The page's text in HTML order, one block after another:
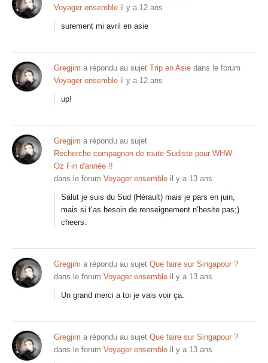
Voyager ensemble il y a 12 ans
surement mi avril en asie
Gregjim a répondu au sujet Trip en Asie dans le forum
Voyager ensemble il y a 12 ans
up!
Gregjim a répondu au sujet
Recherche compagnon de route Sudiste pour WHW
Oz Fin d'année !!
dans le forum Voyager ensemble il y a 13 ans
Salut je suis du Sud (Hérault) mais je pars en juin,
mais si t’as besoin de renseignement n’hesite pas;)
cheers.
Gregjim a répondu au sujet Que faire sur Singapour ?
dans le forum Voyager ensemble il y a 13 ans
Un grand merci a toi je vais voir ça.
Gregjim a répondu au sujet Que faire sur Singapour ?
dans le forum Voyager ensemble il y a 13 ans